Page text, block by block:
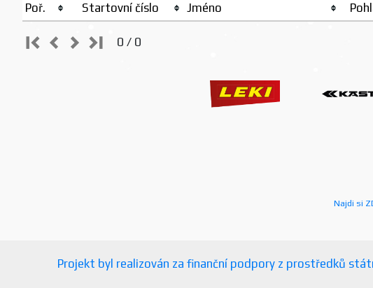
Poř. Startovní číslo Jméno
0 / 0
Najdi si
Projekt byl realizován za finanční podpory z prostředků